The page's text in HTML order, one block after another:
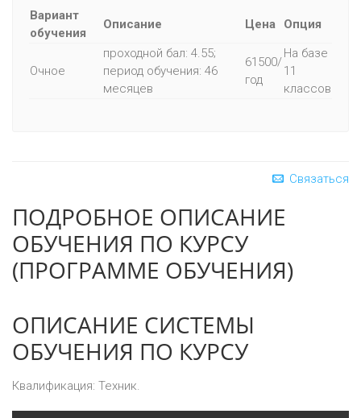
Вариант
обучения
Описание Цена Опция
Очное
проходной бал: 4.55;
период обучения: 46
месяцев
61500/
год
На базе
11
классов
Связаться
ПОДРОБНОЕ ОПИСАНИЕ
ОБУЧЕНИЯ ПО КУРСУ
(ПРОГРАММЕ ОБУЧЕНИЯ)
ОПИСАНИЕ СИСТЕМЫ
ОБУЧЕНИЯ ПО КУРСУ
Квалификация: Техник.